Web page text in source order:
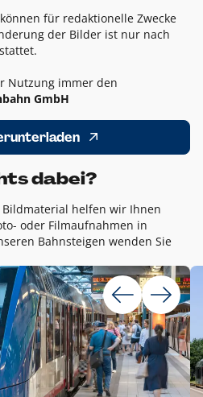
für redaktionelle Zwecke
der Bilder ist nur nach
Nutzung immer den
GmbH
dabei?
helfen wir Ihnen
oder Filmaufnahmen in
Bahnsteigen wenden Sie